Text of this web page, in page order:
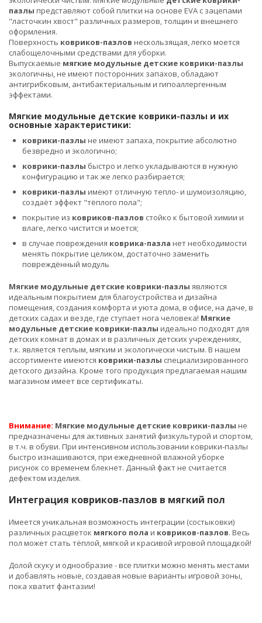
пазлы представляют собой плитки на основе EVA с зацепами
"ласточкин хвост" различных размеров, толщин и внешнего
оформления.
Поверхность ковриков-пазлов нескользящая, легко моется
слабощелочными средствами для уборки.
Выпускаемые мягкие модульные детские коврики-пазлы
экологичны, не имеют посторонних запахов, обладают
антигрибковым, антибактериальным и гипоаллергенным
эффектами.
Мягкие модульные детские коврики-пазлы и их
основные характеристики:
коврики-пазлы не имеют запаха, покрытие абсолютно
безвредно и экологично;
коврики-пазлы быстро и легко укладываются в нужную
конфигурацию и так же легко разбирается;
коврики-пазлы имеют отличную тепло- и шумоизоляцию,
создаёт эффект "тёплого пола";
покрытие из ковриков-пазлов стойко к бытовой химии и
влаге, легко чистится и моется;
в случае повреждения коврика-пазла нет необходимости
менять покрытие целиком, достаточно заменить
повреждённый модуль
Мягкие модульные детские коврики-пазлы являются
идеальным покрытием для благоустройства и дизайна
помещения, создания комфорта и уюта дома, в офисе, на даче, в
детских садах и везде, где ступает нога человека! Мягкие
модульные детские коврики-пазлы идеально подходят для
детских комнат в домах и в различных детских учреждениях,
т.к. является теплым, мягким и экологически чистым. В нашем
ассортименте имеются коврики-пазлы специализированного
детского дизайна. Кроме того продукция предлагаемая нашим
магазином имеет все сертификаты.
Внимание: Мягкие модульные детские коврики-пазлы не
предназначены для активных занятий физкультурой и спортом,
в т.ч. в обуви. При интенсивном использовании коврики-пазлы
быстро изнашиваются, при ежедневной влажной уборке
рисунок со временем блекнет. Данный факт не считается
дефектом изделия.
Интеграция ковриков-пазлов в мягкий пол
Имеется уникальная возможность интеграции (состыковки)
различных расцветок мягкого пола и ковриков-пазлов. Весь
пол может стать тёплой, мягкой и красивой игровой площадкой!
Долой скуку и однообразие - все плитки можно менять местами
и добавлять новые, создавая новые варианты игровой зоны,
пока хватит фантазии!